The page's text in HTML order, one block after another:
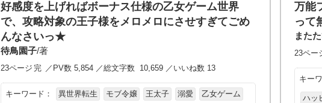
好感度を上げればボーナス仕様の乙女ゲーム世界
で、攻略対象の王子様をメロメロにさせすぎてごめ
んなさいっ★
待鳥園子/著
23ページ 完 ／PV数 5,854 ／総文字数 10,659 ／いいね数 13
キーワード： 異世界転生 モブ令嬢 王太子 溺愛 乙女ゲーム
万能
って
また
23ペー
キー
ハッ